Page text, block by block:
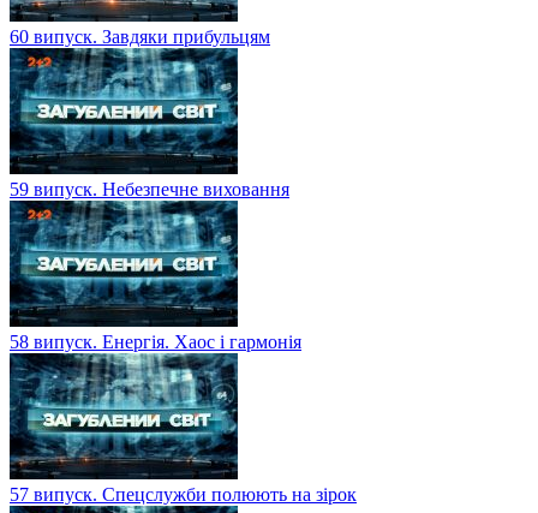
60 випуск. Завдяки прибульцям
59 випуск. Небезпечне виховання
58 випуск. Енергія. Хаос і гармонія
57 випуск. Спецслужби полюють на зірок